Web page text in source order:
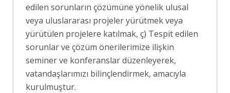
edilen sorunların çözümüne yönelik ulusal
veya uluslararası projeler yürütmek veya
yürütülen projelere katılmak, ç) Tespit edilen
sorunlar ve çözüm önerilerimize ilişkin
seminer ve konferanslar düzenleyerek,
vatandaşlarımızı bilinçlendirmek, amacıyla
kurulmuştur.